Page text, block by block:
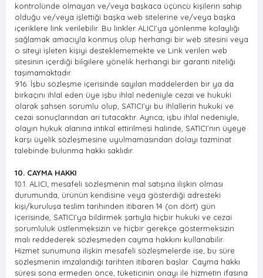
kontrolünde olmayan ve/veya başkaca üçüncü kişilerin sahip
olduğu ve/veya işlettiği başka web sitelerine ve/veya başka
içeriklere link verilebilir. Bu linkler ALICI’ya yönlenme kolaylığı
sağlamak amacıyla konmuş olup herhangi bir web sitesini veya
o siteyi işleten kişiyi desteklememekte ve Link verilen web
sitesinin içerdiği bilgilere yönelik herhangi bir garanti niteliği
taşımamaktadır.
9.16. İşbu sözleşme içerisinde sayılan maddelerden bir ya da
birkaçını ihlal eden üye işbu ihlal nedeniyle cezai ve hukuki
olarak şahsen sorumlu olup, SATICI’yı bu ihlallerin hukuki ve
cezai sonuçlarından ari tutacaktır. Ayrıca; işbu ihlal nedeniyle,
olayın hukuk alanına intikal ettirilmesi halinde, SATICI’nın üyeye
karşı üyelik sözleşmesine uyulmamasından dolayı tazminat
talebinde bulunma hakkı saklıdır.
10. CAYMA HAKKI
10.1. ALICI; mesafeli sözleşmenin mal satışına ilişkin olması
durumunda, ürünün kendisine veya gösterdiği adresteki
kişi/kuruluşa teslim tarihinden itibaren 14 (on dört) gün
içerisinde, SATICI’ya bildirmek şartıyla hiçbir hukuki ve cezai
sorumluluk üstlenmeksizin ve hiçbir gerekçe göstermeksizin
malı reddederek sözleşmeden cayma hakkını kullanabilir.
Hizmet sunumuna ilişkin mesafeli sözleşmelerde ise, bu süre
sözleşmenin imzalandığı tarihten itibaren başlar. Cayma hakkı
süresi sona ermeden önce, tüketicinin onayı ile hizmetin ifasına